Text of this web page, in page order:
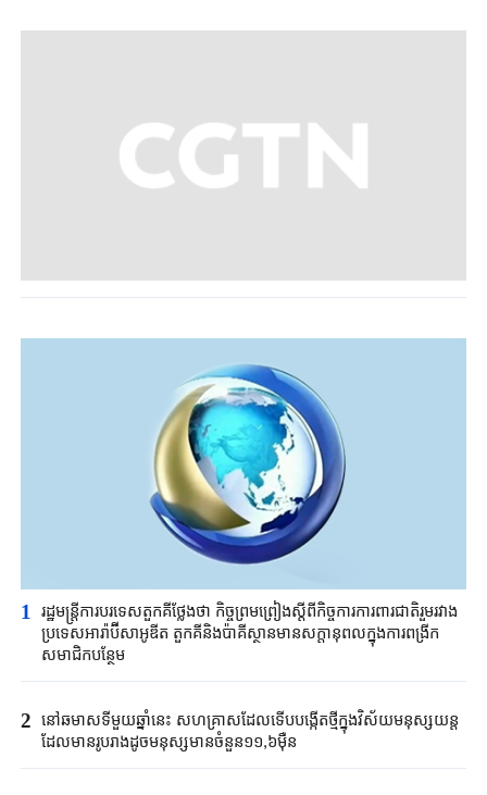
1 រដ្ឋមន្ត្រី​ការបរទេស​តួកគីថ្លែងថា ​កិច្ចព្រមព្រៀងស្តីពី​កិច្ចការការពារ​ជាតិរួមរវាង​
ប្រទេស​អា​រ៉ាប៊ី​សាអូឌីត តួកគី​និងប៉ាគីស្ថាន​មានសក្តានុពល​ក្នុងការពង្រីក​
សមាជិកបន្ថែម​
2 នៅឆមាសទីមួយ​ឆ្នាំនេះ ​សហគ្រាសដែល​ទើបបង្កើតថ្មី​ក្នុងវិស័យ​មនុស្សយន្ត​
ដែល​មាន​រូប​រាង​ដូចមនុស្ស​មានចំនួន១១,៦ម៉ឺន​